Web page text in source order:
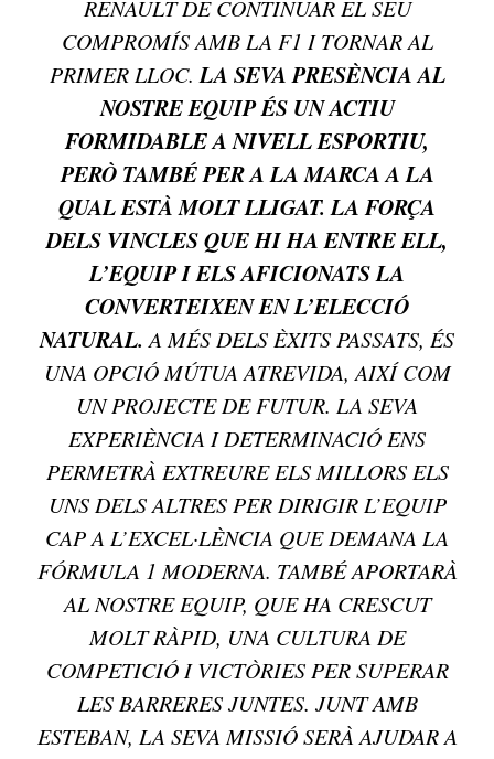
RENAULT DE CONTINUAR EL SEU
COMPROMÍS AMB LA F1 I TORNAR AL
PRIMER LLOC. LA SEVA PRESÈNCIA AL
NOSTRE EQUIP ÉS UN ACTIU
FORMIDABLE A NIVELL ESPORTIU,
PERÒ TAMBÉ PER A LA MARCA A LA
QUAL ESTÀ MOLT LLIGAT. LA FORÇA
DELS VINCLES QUE HI HA ENTRE ELL,
L’EQUIP I ELS AFICIONATS LA
CONVERTEIXEN EN L’ELECCIÓ
NATURAL. A MÉS DELS ÈXITS PASSATS, ÉS
UNA OPCIÓ MÚTUA ATREVIDA, AIXÍ COM
UN PROJECTE DE FUTUR. LA SEVA
EXPERIÈNCIA I DETERMINACIÓ ENS
PERMETRÀ EXTREURE ELS MILLORS ELS
UNS DELS ALTRES PER DIRIGIR L’EQUIP
CAP A L’EXCEL·LÈNCIA QUE DEMANA LA
FÓRMULA 1 MODERNA. TAMBÉ APORTARÀ
AL NOSTRE EQUIP, QUE HA CRESCUT
MOLT RÀPID, UNA CULTURA DE
COMPETICIÓ I VICTÒRIES PER SUPERAR
LES BARRERES JUNTES. JUNT AMB
ESTEBAN, LA SEVA MISSIÓ SERÀ AJUDAR A